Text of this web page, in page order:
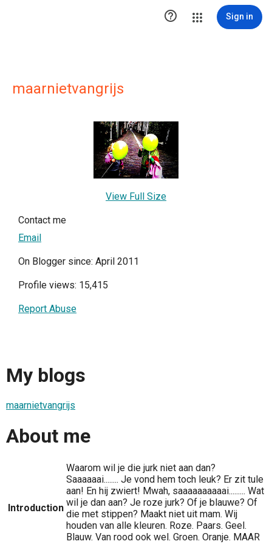
 Sign in
maarnietvangrijs
View Full Size
Contact me
Email
On Blogger since: April 2011
Profile views: 15,415
Report Abuse
My blogs
maarnietvangrijs
About me
Introduction
Waarom wil je die jurk niet aan dan?
Saaaaaai........ Je vond hem toch leuk? Er zit tule
aan! En hij zwiert! Mwah, saaaaaaaaaai......... Wat
wil je dan aan? Je roze jurk? Of je blauwe? Of
die met stippen? Maakt niet uit mam. Wij
houden van alle kleuren. Roze. Paars. Geel.
Blauw. Van rood ook wel. Groen. Oranje. MAAR